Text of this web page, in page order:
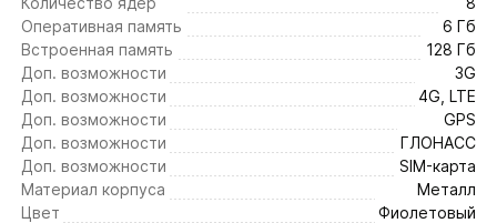
Оперативная память
6 Гб
Встроенная память
128 Гб
Доп. возможности
3G
Доп. возможности
4G, LTE
Доп. возможности
GPS
Доп. возможности
ГЛОНАСС
Доп. возможности
SIM-карта
Материал корпуса
Металл
Цвет
Фиолетовый